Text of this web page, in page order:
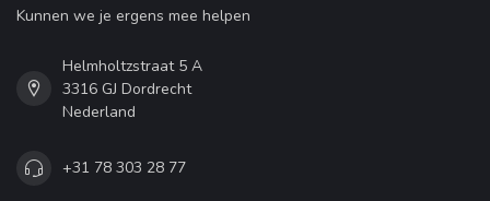
Kunnen we je ergens mee helpen
Helmholtzstraat 5 A
3316 GJ Dordrecht
Nederland
+31 78 303 28 77